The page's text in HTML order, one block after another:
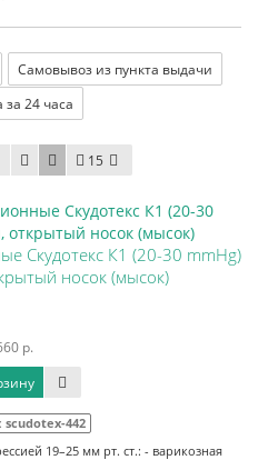
Самовывоз из пункта выдачи
за 24 часа
15
Скудотекс К1 (20-30 mmHg)
носок (мысок)
р.
scudotex-442
19–25 мм рт. ст.: - варикозная